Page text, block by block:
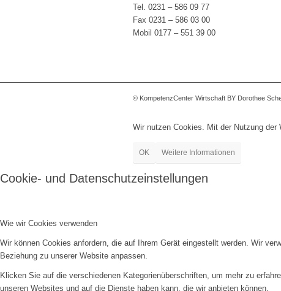
Tel. 0231 – 586 09 77
Fax 0231 – 586 03 00
Mobil 0177 – 551 39 00
© KompetenzCenter Wirtschaft BY Dorothee
Wir nutzen Cookies. Mit der Nutzung
OK Weitere Informationen
Cookie- und Datenschutzeinstellungen
Wie wir Cookies verwenden
Wir können Cookies anfordern, die auf Ihrem Gerät eingestellt werden. Wir
Beziehung zu unserer Website anpassen.
Klicken Sie auf die verschiedenen Kategorienüberschriften, um mehr zu
unseren Websites und auf die Dienste haben kann, die wir anbieten können.